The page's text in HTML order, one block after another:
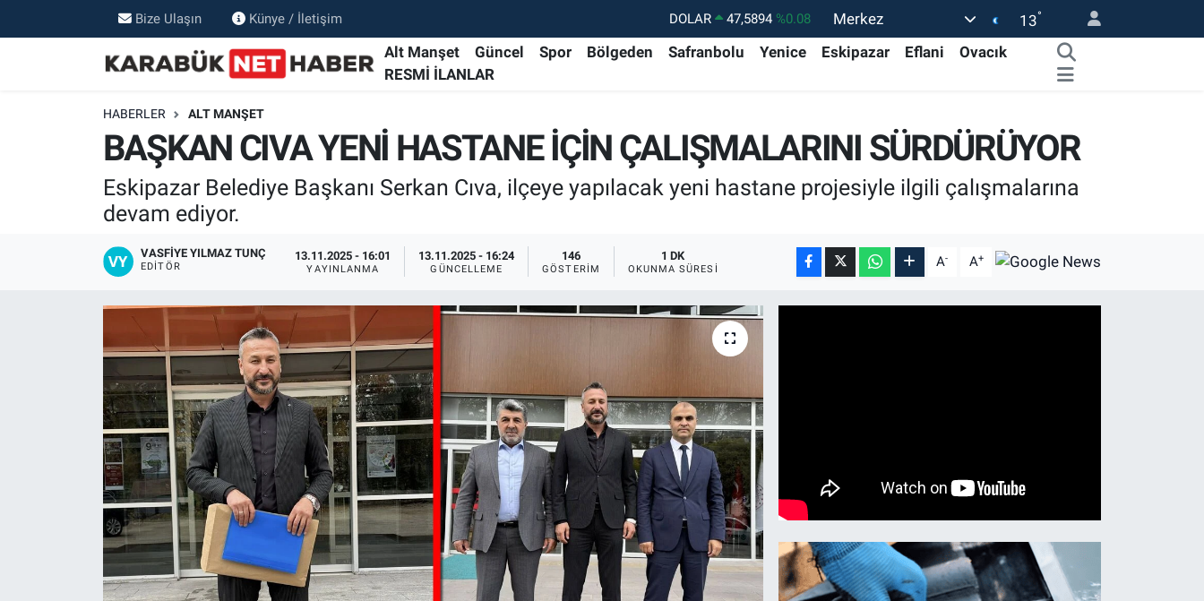
Bize Ulaşın Künye / İletişim DOLAR 47,5894 %0.08
EURO
55,0398 %-0.02
BİST100
13.703 %11
BITCOIN
64.927,78 %1.32
Merkez 13°
Alt Manşet Güncel Spor Bölgeden Safranbolu Yenice Eskipazar Eflani
Ovacık
RESMİ İLANLAR
HABERLER ALT MANŞET
BAŞKAN CIVA YENİ HASTANE İÇİN ÇALIŞMALARINI SÜRDÜRÜYOR
Eskipazar Belediye Başkanı Serkan Cıva, ilçeye yapılacak yeni hastane projesiyle ilgili çalışmalarına
devam ediyor.
VASFIYE YILMAZ TUNÇ
EDITÖR
13.11.2025 - 16:01
YAYINLANMA
13.11.2025 - 16:24
GÜNCELLEME
146
GÖSTERIM
1 DK
OKUNMA SÜRESI A- A+